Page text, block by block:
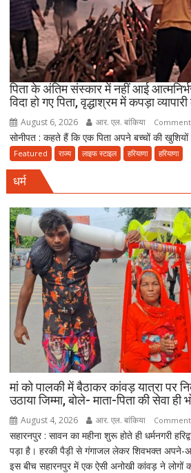
पिता के अंतिम संस्कार में नहीं आई
विदा हो गए पिता, वृद्धाश्रम में कपड़ा
August 6, 2026 आर. एल. बांकिया
सोनीपत : कहते हैं कि एक पिता अपने बच्चों की खुशियों
Featured राज्य लाइफ स्टाइल हरियाणा हरियाणा
धर्म
मां को पालकी में बैठाकर कांवड़ यात्रा पर
उठाया जिम्मा, बोले- माता-पिता की सेवा
August 4, 2026 आर. एल. बांकिया
सहारनपुर : सावन का महीना शुरू होते ही धर्मनगरी
पड़ा है। हरकी पैड़ी से गंगाजल लेकर शिवभक्त अपने-
इस बीच सहारनपुर में एक ऐसी अनोखी कांवड़ ने लोगों